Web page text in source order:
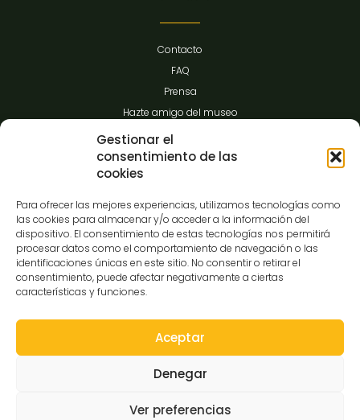
Gestionar el
consentimiento de las
cookies
Para ofrecer las mejores experiencias, utilizamos tecnologías como
las cookies para almacenar y/o acceder a la información del
dispositivo. El consentimiento de estas tecnologías nos permitirá
procesar datos como el comportamiento de navegación o las
identificaciones únicas en este sitio. No consentir o retirar el
consentimiento, puede afectar negativamente a ciertas
características y funciones.
Aceptar
Denegar
Ver preferencias
Contacto
FAQ
Prensa
Hazte amigo del museo
Transparencia
C/Gibraltar,14
37008-Salamanca